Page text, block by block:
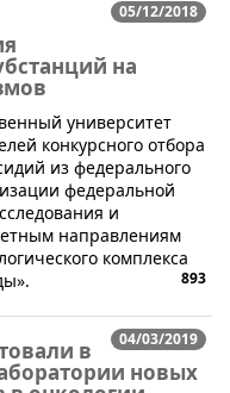
05/12/2018
на
университет
конкурсного отбора
из федерального
федеральной
и
направлениям
комплекса
893
04/03/2019
в
новых